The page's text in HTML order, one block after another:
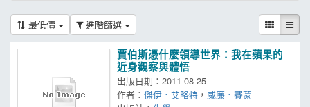
最低價 進階篩選
賈伯斯憑什麼領導世界：我在蘋果的
近身觀察與體悟
出版日期：2011-08-25
作者：傑伊．艾略特 ， 威廉．賽蒙
書店暢銷榜
中文書